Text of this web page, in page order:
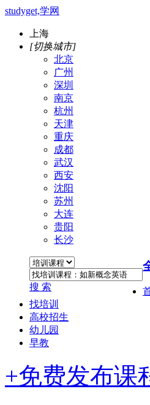
studyget,学网
上海
[切换城市]
北京
广州
深圳
南京
杭州
天津
重庆
成都
武汉
西安
沈阳
苏州
大连
贵阳
长沙
搜 索
找培训
高校招生
幼儿园
早教
+免费发布课